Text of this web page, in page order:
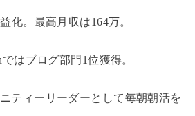
化。最高月収は164万。
はブログ部門1位獲得。
ティーリーダーとして毎朝朝活を